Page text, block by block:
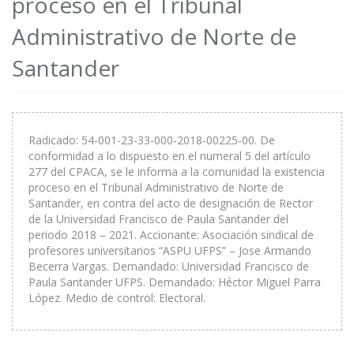
Administrativo de Norte de
Santander
Radicado: 54-001-23-33-000-2018-00225-00. De
conformidad a lo dispuesto en el numeral 5 del artículo
277 del CPACA, se le informa a la comunidad la existencia
proceso en el Tribunal Administrativo de Norte de
Santander, en contra del acto de designación de Rector
de la Universidad Francisco de Paula Santander del
periodo 2018 – 2021. Accionante: Asociación sindical de
profesores universitarios “ASPU UFPS” – Jose Armando
Becerra Vargas. Demandado: Universidad Francisco de
Paula Santander UFPS. Demandado: Héctor Miguel Parra
López. Medio de control: Electoral.